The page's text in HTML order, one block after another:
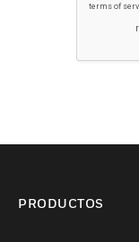
PRODUCTOS